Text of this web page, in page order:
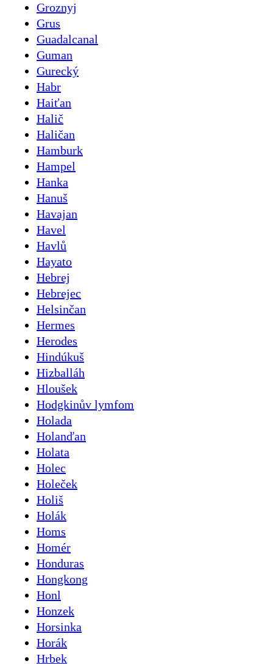
Groznyj
Grus
Guadalcanal
Guman
Gurecký
Habr
Haiťan
Halič
Haličan
Hamburk
Hampel
Hanka
Hanuš
Havajan
Havel
Havlů
Hayato
Hebrej
Hebrejec
Helsinčan
Hermes
Herodes
Hindúkuš
Hizballáh
Hloušek
Hodgkinův lymfom
Holada
Holanďan
Holata
Holec
Holeček
Holiš
Holák
Homs
Homér
Honduras
Hongkong
Honl
Honzek
Horsinka
Horák
Hrbek